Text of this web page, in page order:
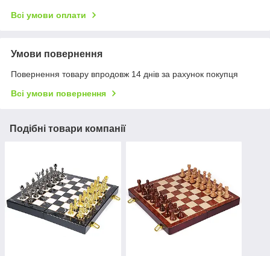
Всі умови оплати
Умови повернення
Повернення товару впродовж 14 днів за рахунок покупця
Всі умови повернення
Подібні товари компанії